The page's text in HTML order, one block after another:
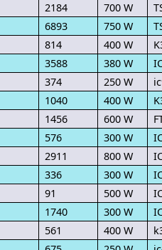
2184 700 W
6893 750 W
814 400 W
3588 380 W
374 250 W
1040 400 W
1456 600 W
576 300 W
2911 800 W
336 300 W
91 500 W
1740 300 W
561 400 W